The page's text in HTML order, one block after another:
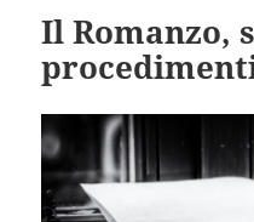
Il Romanzo,